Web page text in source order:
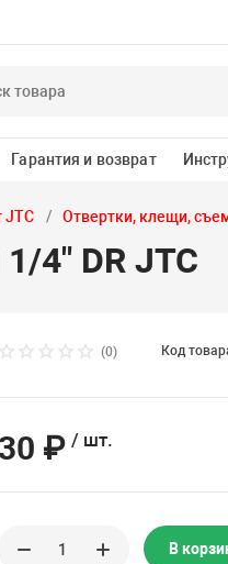
Гарантия и возврат
JTC Отвертки, клещи,
4" DR JTC
(0) Код
30 ₽ / шт.
В